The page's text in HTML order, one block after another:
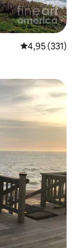
4,95 ud af 5 i
4,95 (331)